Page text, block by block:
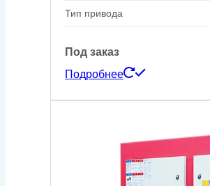
Тип привода
Под заказ
Подробнее